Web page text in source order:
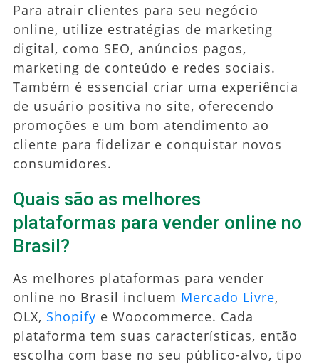
Para atrair clientes para seu negócio
online, utilize estratégias de marketing
digital, como SEO, anúncios pagos,
marketing de conteúdo e redes sociais.
Também é essencial criar uma experiência
de usuário positiva no site, oferecendo
promoções e um bom atendimento ao
cliente para fidelizar e conquistar novos
consumidores.
Quais são as melhores
plataformas para vender online no
Brasil?
As melhores plataformas para vender
online no Brasil incluem Mercado Livre,
OLX, Shopify e Woocommerce. Cada
plataforma tem suas características, então
escolha com base no seu público-alvo, tipo